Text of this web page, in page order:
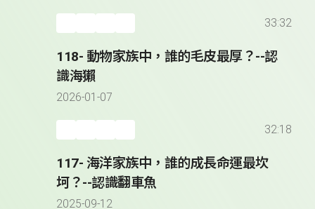
33:32
118- 動物家族中，誰的毛皮最厚？--認
識海獺
2026-01-07
32:18
117- 海洋家族中，誰的成長命運最坎
坷？--認識翻車魚
2025-09-12